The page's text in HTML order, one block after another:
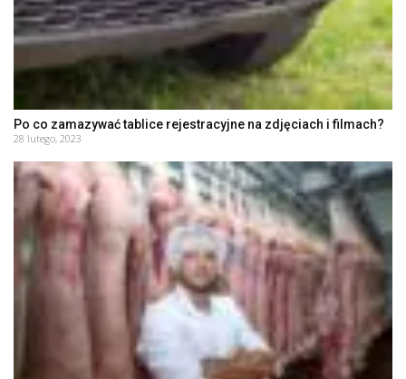
Po co zamazywać tablice rejestracyjne na zdjęciach i filmach?
28 lutego, 2023